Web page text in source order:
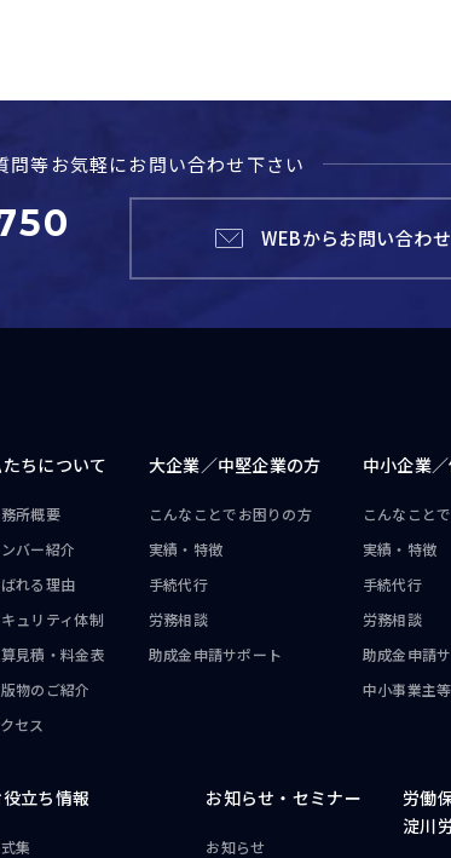
問等お気軽にお問い合わせ下さい
WEBからお問い合わせ
ちについて
所概要
バー紹介
れる理由
ュリティ体制
見積・料金表
物のご紹介
セス
大企業／中堅企業の方
こんなことでお困りの方
実績・特徴
手続代行
労務相談
助成金申請サポート
中小企業／
こんなことで
実績・特徴
手続代行
労務相談
助成金申請
中小事業主
立ち情報
集
お知らせ・ セミナー
お知らせ
労働
淀川